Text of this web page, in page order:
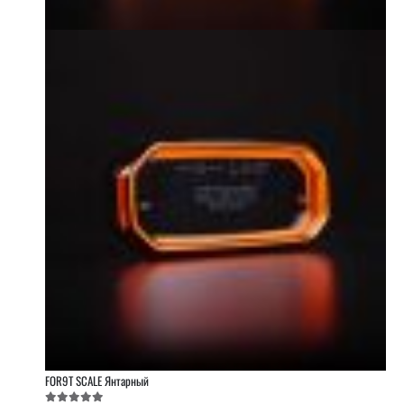
FOR9T SCALE Янтарный